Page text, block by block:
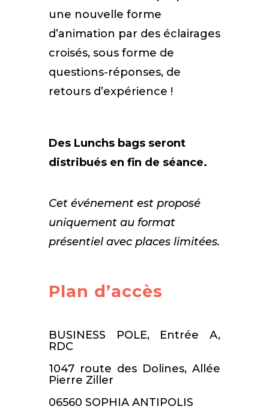
une nouvelle forme
d’animation par des éclairages
croisés, sous forme de
questions-réponses, de
retours d’expérience !
Des Lunchs bags seront
distribués en fin de séance.
Cet événement est proposé
uniquement au format
présentiel avec places limitées.
Plan d’accès
BUSINESS POLE, Entrée A,
RDC
1047 route des Dolines, Allée
Pierre Ziller
06560 SOPHIA ANTIPOLIS